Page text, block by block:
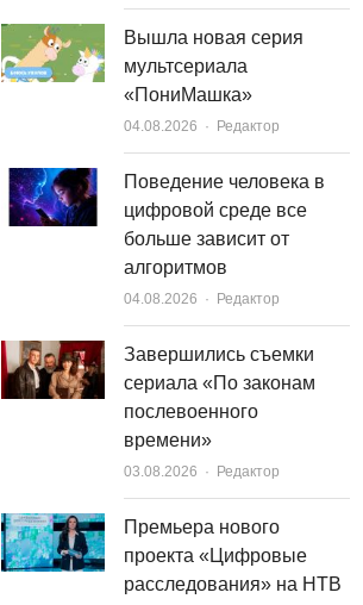
Вышла новая серия
мультсериала
«ПониМашка»
04.08.2026 Author
Редактор
Поведение человека в
цифровой среде все
больше зависит от
алгоритмов
04.08.2026 Author
Редактор
Завершились съемки
сериала «По законам
послевоенного
времени»
03.08.2026 Author
Редактор
Премьера нового
проекта «Цифровые
расследования» на НТВ